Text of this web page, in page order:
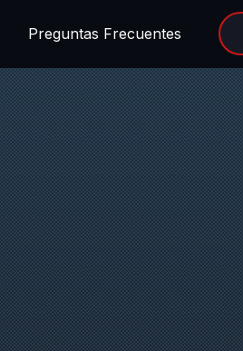
Preguntas Frecuentes